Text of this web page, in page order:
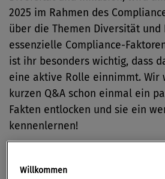
2025 im Rahmen des
über die Themen Diversität und
essenzielle Compliance-
ist ihr besonders wichtig, dass
eine aktive Rolle einnimmt.
kurzen Q&A schon einmal ein
Fakten entlocken und sie ein
kennenlernen!
Background bist du laut
Willkommen